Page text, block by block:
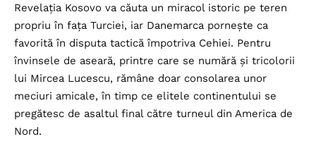
Revelația Kosovo va căuta un miracol istoric pe teren
propriu în fața Turciei, iar Danemarca pornește ca
favorită în disputa tactică împotriva Cehiei. Pentru
învinsele de aseară, printre care se numără și tricolorii
lui Mircea Lucescu, rămâne doar consolarea unor
meciuri amicale, în timp ce elitele continentului se
pregătesc de asaltul final către turneul din America de
Nord.